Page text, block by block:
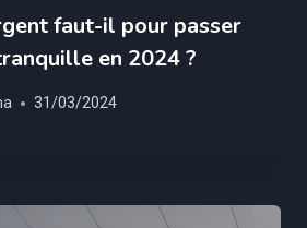
faut-il pour passer
en 2024 ?
31/03/2024